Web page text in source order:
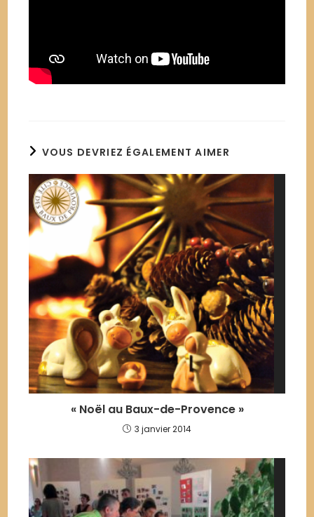
VOUS DEVRIEZ ÉGALEMENT AIMER
« Noël au Baux-de-Provence »
3 janvier 2014